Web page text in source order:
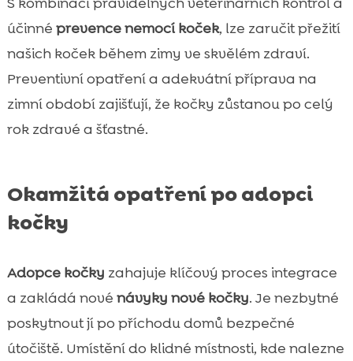
účinné prevence nemocí koček, lze zaručit přežití
našich koček během zimy ve skvělém zdraví.
Preventivní opatření a adekvátní příprava na
zimní období zajišťují, že kočky zůstanou po celý
rok zdravé a šťastné.
Okamžitá opatření po adopci
kočky
Adopce kočky zahajuje klíčový proces integrace
a zakládá nové návyky nové kočky. Je nezbytné
poskytnout jí po příchodu domů bezpečné
útočiště. Umístění do klidné místnosti, kde nalezne